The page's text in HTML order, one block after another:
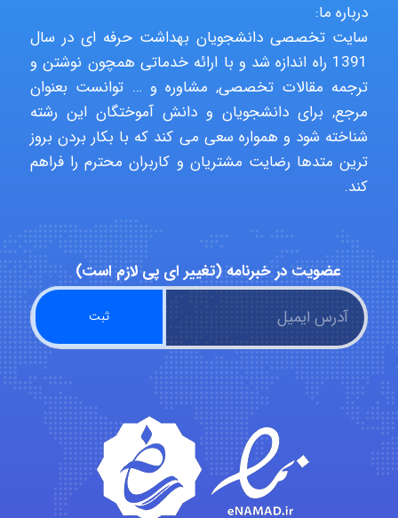
shbnm72
Minoo1375
ZAK
vali
fahimeh sheibani
درباره ما:
سایت تخصصی دانشجویان بهداشت حرفه ای در سال
1391 راه اندازه شد و با ارائه خدماتی همچون نوشتن و
ترجمه مقالات تخصصی, مشاوره و … توانست بعنوان
مرجع, برای دانشجویان و دانش آموختگان این رشته
شناخته شود و همواره سعی می کند که با بکار بردن بروز
ترین متدها رضایت مشتریان و کاربران محترم را فراهم
کند.
عضویت در خبرنامه (تغییر ای پی لازم است)